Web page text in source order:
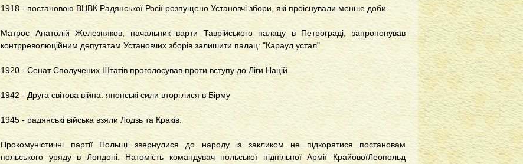
1918 - постановою ВЦВК Радянської Росії розпущено Установчі збори, які проіснували менше доби.
Матрос Анатолій Железняков, начальник варти Таврійського палацу в Петрограді, запропонував
контрреволюційним депутатам Установчих зборів залишити палац: "Караул устал"
1920 - Сенат Сполучених Штатів проголосував проти вступу до Ліги Націй
1942 - Друга світова війна: японські сили вторглися в Бірму
1945 - радянські війська взяли Лодзь та Краків.
Прокомуністичні партії Польщі звернулися до народу із закликом не підкорятися постановам
польського уряду в Лондоні. Натомість командувач польської підпільної Армії КрайовоїЛеопольд